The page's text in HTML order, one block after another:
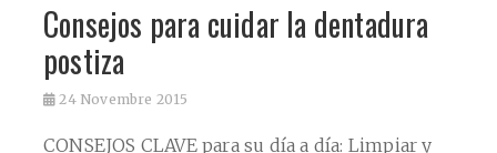
Consejos para cuidar la dentadura
postiza
24 Novembre 2015
CONSEJOS CLAVE para su día a día: Limpiar y